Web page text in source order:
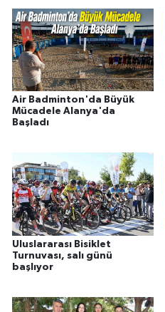
Air Badminton'da Büyük
Mücadele Alanya'da
Başladı
Uluslararası Bisiklet
Turnuvası, salı günü
başlıyor